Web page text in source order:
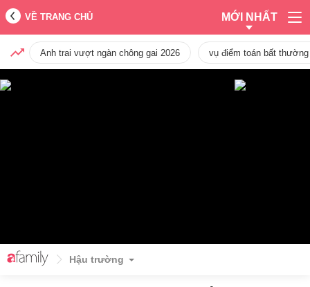
VỀ TRANG CHỦ MỚI NHẤT
Anh trai vượt ngàn chông gai 2026 vụ điểm toán bất
Hậu trường